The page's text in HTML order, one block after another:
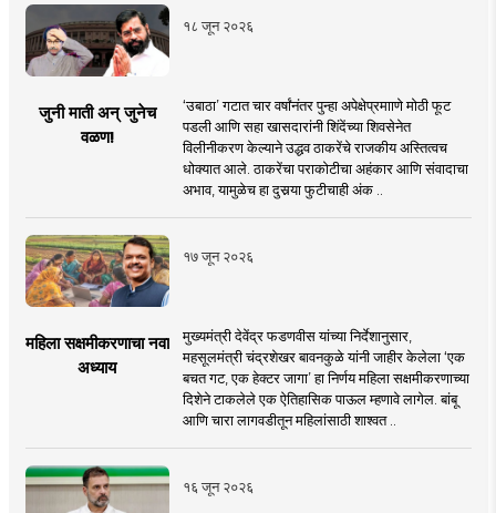
१८ जून २०२६
जुनी माती अन् जुनेच
वळण!
‘उबाठा’ गटात चार वर्षांनंतर पुन्हा अपेक्षेप्रमााणे मोठी फूट
पडली आणि सहा खासदारांनी शिंदेंच्या शिवसेनेत
विलीनीकरण केल्याने उद्धव ठाकरेंचे राजकीय अस्तित्वच
धोक्यात आले. ठाकरेंचा पराकोटीचा अहंकार आणि संवादाचा
अभाव, यामुळेच हा दुसर्‍या फुटीचाही अंक ..
१७ जून २०२६
महिला सक्षमीकरणाचा नवा
अध्याय
मुख्यमंत्री देवेंद्र फडणवीस यांच्या निर्देशानुसार,
महसूलमंत्री चंद्रशेखर बावनकुळे यांनी जाहीर केलेला ‘एक
बचत गट, एक हेक्टर जागा’ हा निर्णय महिला सक्षमीकरणाच्या
दिशेने टाकलेले एक ऐतिहासिक पाऊल म्हणावे लागेल. बांबू
आणि चारा लागवडीतून महिलांसाठी शाश्वत ..
१६ जून २०२६